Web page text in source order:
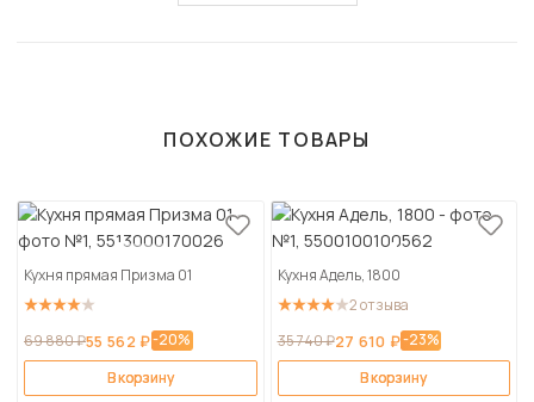
ПОХОЖИЕ ТОВАРЫ
Кухня прямая Призма 01
69 880 ₽55 562 ₽-20%
В корзину
Кухня Адель, 1800
2 отзыва
35 740 ₽27 610 ₽-23%
В корзину